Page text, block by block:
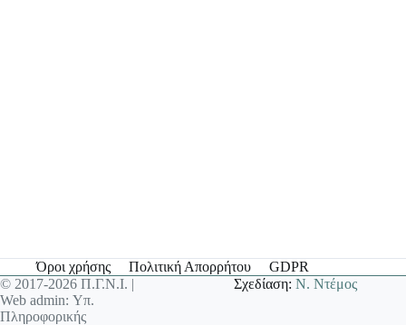
Όροι χρήσης Πολιτική Απορρήτου
GDPR
© 2017-2026 Π.Γ.Ν.Ι. |
Web admin: Υπ.
Πληροφορικής
Σχεδίαση:Ν. Ντέμος